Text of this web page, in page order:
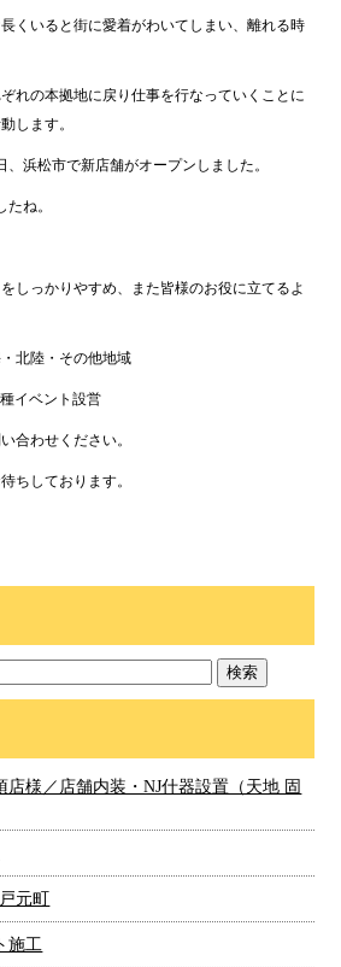
くいると街に愛着がわいてしまい、離れる時
れの本拠地に戻り仕事を行なっていくことに
します。
浜松市で新店舗がオープンしました。
ね。
しっかりやすめ、また皆様のお役に立てるよ
北陸・その他地域
イベント設営
合わせください。
ちしております。
店様／店舗内装・NJ什器設置（天地 固
元町
施工